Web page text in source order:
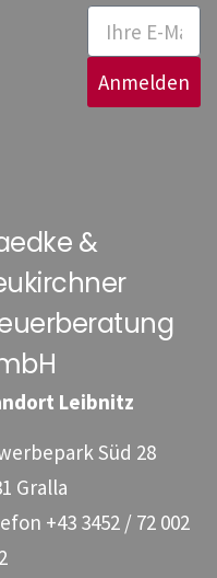
Anmelden
&
Leibnitz
Süd 28
Gralla
+43 3452 / 72 002